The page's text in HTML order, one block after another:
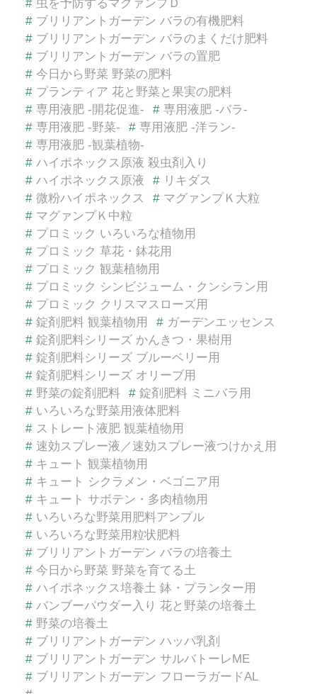
# 虫を予防するマグァンプＤ
# ブリリアントガーデン バラの有機肥料
# ブリリアントガーデン バラのまくだけ肥料
# ブリリアントガーデン バラの置肥
# 今日から野菜 野菜の肥料
# プランティア 花と野菜と果実の肥料
# 専用液肥 -開花促進- # 専用液肥 -バラ-
# 専用液肥 -野菜- # 専用液肥 -洋ラン-
# 専用液肥 -観葉植物-
# ハイポネックス原液 殺虫剤入り
# ハイポネックス原液 # リキダス
# 微粉ハイポネックス # マグァンプＫ大粒
# マグァンプＫ中粒
# プロミック いろいろな植物用
# プロミック 草花・鉢花用
# プロミック 観葉植物用
# プロミック シンビジューム・クンシラン用
# プロミック クリスマスローズ用
# 錠剤肥料 観葉植物用 # ガーデンエッセンス
# 錠剤肥料シリーズ かんきつ・果樹用
# 錠剤肥料シリーズ ブルーベリー用
# 錠剤肥料シリーズ オリーブ用
# 野菜の錠剤肥料 # 錠剤肥料 ミニバラ用
# いろいろな野菜用液体肥料
# ストレート液肥 観葉植物用
# 速効スプレー液／速効スプレー液つけかえ用
# キュート 観葉植物用
# キュート シクラメン・ベゴニア用
# キュート サボテン・多肉植物用
# いろいろな野菜用肥料アンプル
# いろいろな野菜用粒状肥料
# ブリリアントガーデン バラの培養土
# 今日から野菜 野菜を育てる土
# ハイポネックス培養土 鉢・プランター用
# バンブーパウダー入り 花と野菜の培養土
# 野菜の培養土
# ブリリアントガーデン ハッパ乳剤
# ブリリアントガーデン サルバトーレME
# ブリリアントガーデン フローラガードAL